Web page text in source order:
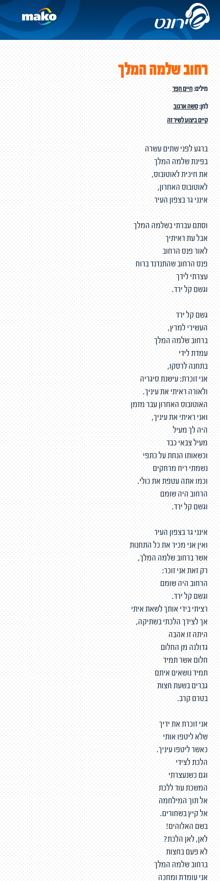
רחוב שלמה המלך
מילים:חיים חפר
לחן:סשה ארגוב
קיים ביצוע לשיר זה
ברגע לפני שתים עשרה
בפינת שלמה המלך
את חיכית לאוטובוס,
לאוטובוס האחרון,
אינני גר בצפון העיר
וסתם עברתי בשלמה המלך
אבל עת ראיתיך
לאור פנס הרחוב
פנס הרחוב שהתנדנד ברוח
עצרתי לידך
וגשם קל ירד.
גשם קל ירד
העשירי למרץ,
ברחוב שלמה המלך
עמדת לידי
בתחנה לרסקו,
אני זוכרת: עישנת סיגריה
ולאורה ראיתי את עיניך.
האוטובוס האחרון עבר מזמן
ואני ראיתי את עיניך,
היה לך מעיל
מעיל צבאי כבד
וכשאותו הנחת על כתפי
נשמתי ריח מרחקים
וכמו אתה עטפת את כולי.
הרחוב היה שומם
וגשם קל ירד.
אינני גר בצפון העיר
ואין אני מכיר את כל התחנות
אשר ברחוב שלמה המלך,
רק זאת אני זוכר:
הרחוב היה שומם
וגשם קל ירד.
רציתי בידי אותך לשאת איתי
אך לצידך הלכתי בשתיקה,
היתה זו אהבה
גדולנה מן החלום
חלום אשר תמיד
תמיד נושאים איתם
גברים בשעת חצות
בטרם קרב.
אני זוכרת את ידיך
שלא ליטפו אותי
כאשר ליטפו עיניך.
הלכת לצידי
וגם כשנעצרתי
המשכת עוד ללכת
אל תוך המילחמה
אל קיץ בשחורים.
בשם האלוהים!
לאן, לאן הלכת?
לא פעם בחצות
ברחוב שלמה המלך
אני עומדת ומחכה